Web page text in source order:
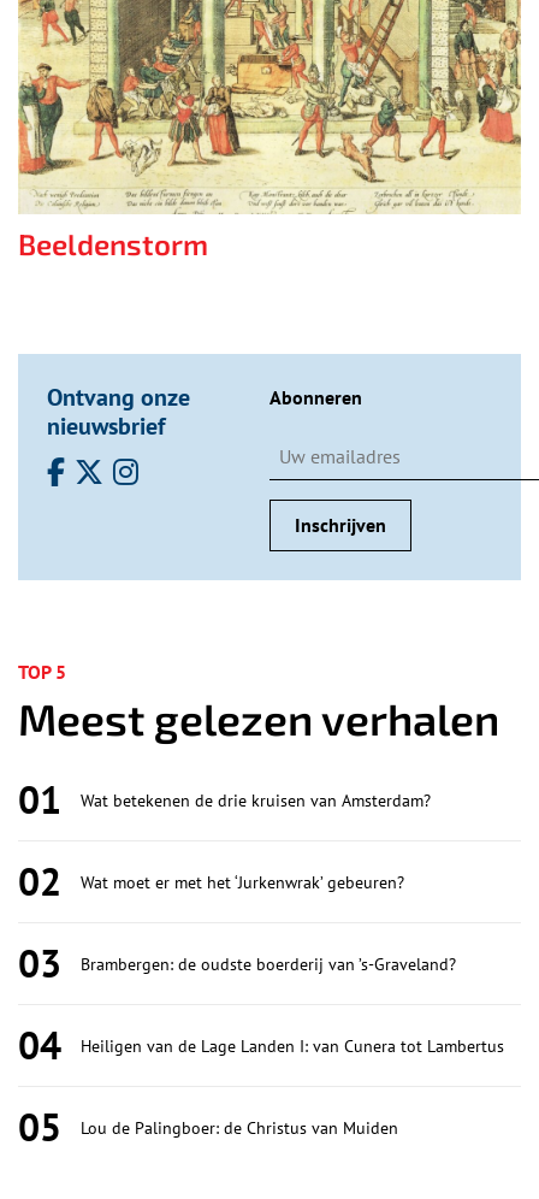
Beeldenstorm
Ontvang onze
nieuwsbrief
Abonneren
TOP 5
Meest gelezen verhalen
01 Wat betekenen de drie kruisen van Amsterdam?
02 Wat moet er met het ‘Jurkenwrak’ gebeuren?
03 Brambergen: de oudste boerderij van ’s-Graveland?
04 Heiligen van de Lage Landen I: van Cunera tot Lambertus
05 Lou de Palingboer: de Christus van Muiden